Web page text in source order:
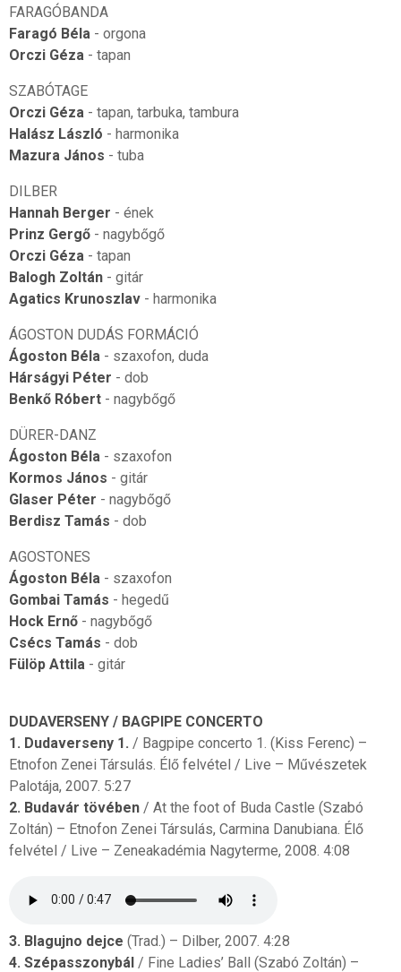
FARAGÓBANDA
Faragó Béla - orgona
Orczi Géza - tapan
SZABÓTAGE
Orczi Géza - tapan, tarbuka, tambura
Halász László - harmonika
Mazura János - tuba
DILBER
Hannah Berger - ének
Prinz Gergő- nagybőgő
Orczi Géza - tapan
Balogh Zoltán- gitár
Agatics Krunoszlav- harmonika
ÁGOSTON DUDÁS FORMÁCIÓ
Ágoston Béla - szaxofon, duda
Hárságyi Péter - dob
Benkő Róbert- nagybőgő
DÜRER-DANZ
Ágoston Béla - szaxofon
Kormos János - gitár
Glaser Péter - nagybőgő
Berdisz Tamás - dob
AGOSTONES
Ágoston Béla - szaxofon
Gombai Tamás - hegedű
Hock Ernő- nagybőgő
Csécs Tamás - dob
Fülöp Attila - gitár
DUDAVERSENY / BAGPIPE CONCERTO
1. Dudaverseny 1. / Bagpipe concerto 1. (Kiss Ferenc) –
Etnofon Zenei Társulás. Élő felvétel / Live – Művészetek
Palotája, 2007. 5:27
2. Budavár tövében/ At the foot of Buda Castle (Szabó
Zoltán) – Etnofon Zenei Társulás, Carmina Danubiana. Élő
felvétel / Live – Zeneakadémia Nagyterme, 2008. 4:08
3. Blagujno dejce (Trad.) – Dilber, 2007. 4:28
4. Szépasszonybál/ Fine Ladies’ Ball (Szabó Zoltán) –